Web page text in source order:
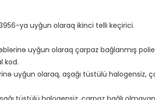
ya uyğun olaraq ikinci telli keçirici.
uyğun olaraq çarpaz bağlanmış
kod.
uyğun olaraq, aşağı tüstülü halogensiz,